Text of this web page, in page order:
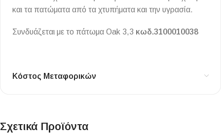
και τα πατώματα από τα χτυπήματα και την υγρασία.
Συνδυάζεται με το πάτωμα Oak 3,3 κωδ.3100010038
Κόστος Μεταφορικών
Σχετικά Προϊόντα